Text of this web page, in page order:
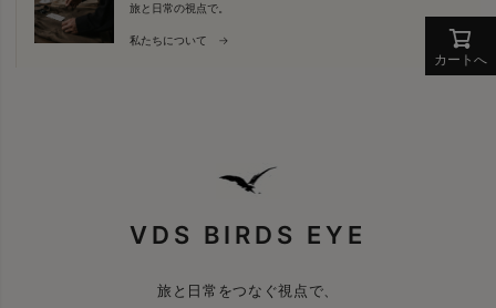
カートへ
旅と日常の視点で。
私たちについて →
VDS BIRDS EYE
旅と日常をつなぐ視点で、